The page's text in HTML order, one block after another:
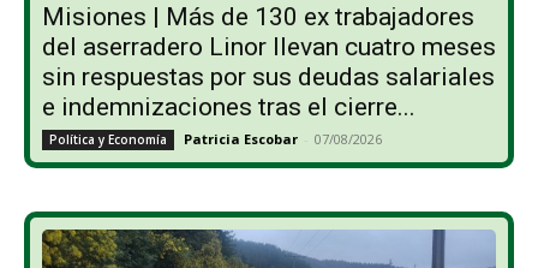
Misiones | Más de 130 ex trabajadores
del aserradero Linor llevan cuatro meses
sin respuestas por sus deudas salariales
e indemnizaciones tras el cierre...
Política y Economía Patricia Escobar - 07/08/2026